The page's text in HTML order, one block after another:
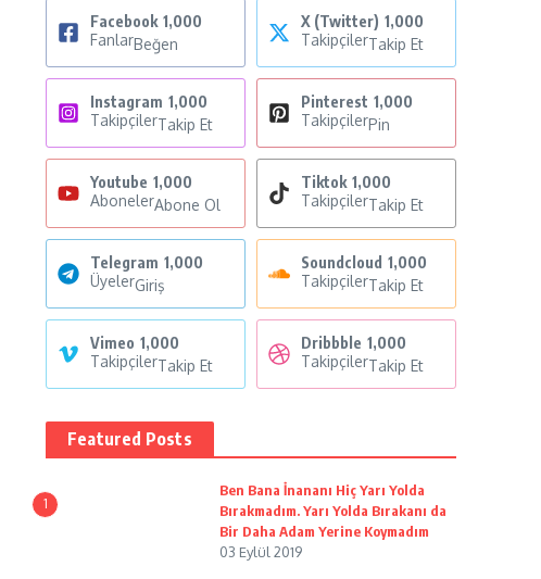
Facebook 1,000
FanlarBeğen
X (Twitter) 1,000
TakipçilerTakip Et
Instagram 1,000
TakipçilerTakip Et
Pinterest 1,000
TakipçilerPin
Youtube 1,000
AbonelerAbone Ol
Tiktok 1,000
TakipçilerTakip Et
Telegram 1,000
ÜyelerGiriş
Soundcloud 1,000
TakipçilerTakip Et
Vimeo 1,000
TakipçilerTakip Et
Dribbble 1,000
TakipçilerTakip Et
Featured Posts
1
Ben Bana İnananı Hiç Yarı Yolda
Bırakmadım. Yarı Yolda Bırakanı da
Bir Daha Adam Yerine Koymadım
03 Eylül 2019